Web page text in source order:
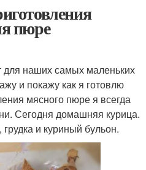
пюре
для наших самых маленьких
и покажу как я готовлю
мясного пюре я всегда
Сегодня домашняя курица.
и куриный бульон.